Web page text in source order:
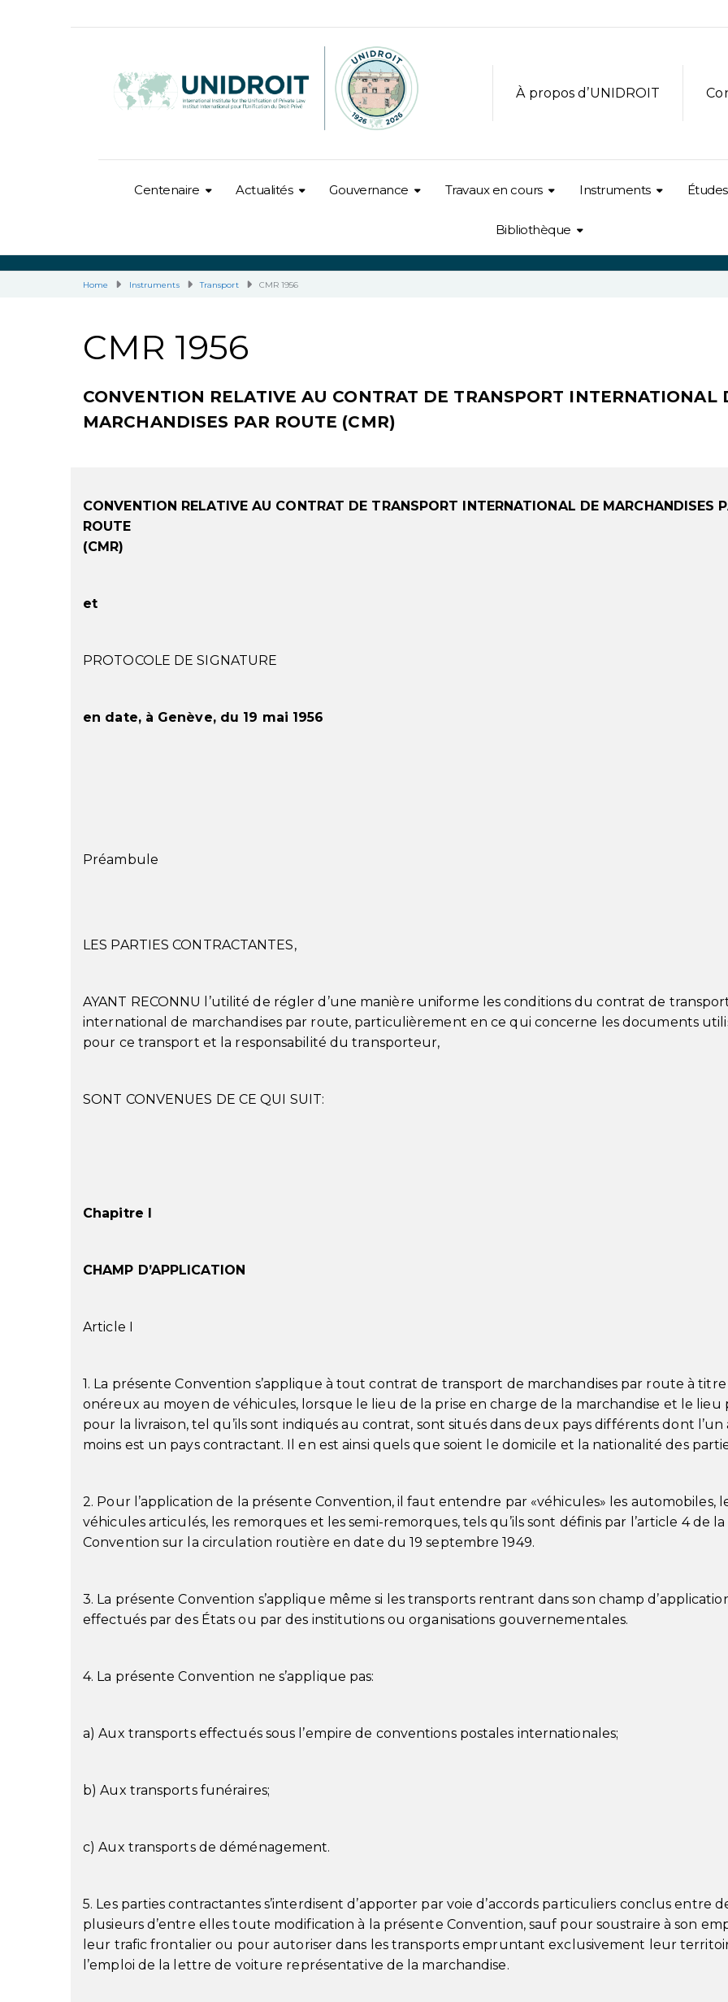
À propos d’UNIDROIT
Centenaire Actualités Gouvernance Travaux en cours Instruments Études
Bibliothèque
Home Instruments Transport CMR 1956
CMR 1956
CONVENTION RELATIVE AU CONTRAT DE TRANSPORT INTERNATIONAL
MARCHANDISES PAR ROUTE (CMR)
CONVENTION RELATIVE AU CONTRAT DE TRANSPORT INTERNATIONAL DE MARCHANDISES
ROUTE
(CMR)
et
PROTOCOLE DE SIGNATURE
en date, à Genève, du 19 mai 1956
Préambule
LES PARTIES CONTRACTANTES,
AYANT RECONNU l’utilité de régler d’une manière uniforme les conditions du contrat de
international de marchandises par route, particulièrement en ce qui concerne les documents
pour ce transport et la responsabilité du transporteur,
SONT CONVENUES DE CE QUI SUIT:
Chapitre I
CHAMP D’APPLICATION
Article I
1. La présente Convention s’applique à tout contrat de transport de marchandises par route à titre
onéreux au moyen de véhicules, lorsque le lieu de la prise en charge de la marchandise et le lieu
pour la livraison, tel qu’ils sont indiqués au contrat, sont situés dans deux pays différents dont l’un
moins est un pays contractant. Il en est ainsi quels que soient le domicile et la nationalité des
2. Pour l’application de la présente Convention, il faut entendre par «véhicules» les automobiles,
véhicules articulés, les remorques et les semi-remorques, tels qu’ils sont définis par l’article 4 de la
Convention sur la circulation routière en date du 19 septembre 1949.
3. La présente Convention s’applique même si les transports rentrant dans son champ
effectués par des États ou par des institutions ou organisations gouvernementales.
4. La présente Convention ne s’applique pas:
a) Aux transports effectués sous l’empire de conventions postales internationales;
b) Aux transports funéraires;
c) Aux transports de déménagement.
5. Les parties contractantes s’interdisent d’apporter par voie d’accords particuliers conclus entre
plusieurs d’entre elles toute modification à la présente Convention, sauf pour soustraire à son
leur trafic frontalier ou pour autoriser dans les transports empruntant exclusivement leur
l’emploi de la lettre de voiture représentative de la marchandise.